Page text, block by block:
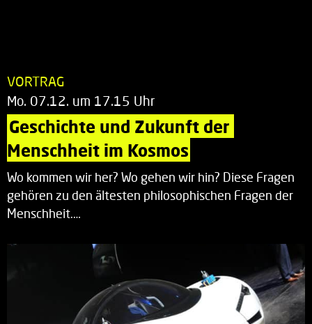
VORTRAG
Mo. 07.12. um 17.15 Uhr
Geschichte und Zukunft der
Menschheit im Kosmos
Wo kommen wir her? Wo gehen wir hin? Diese Fragen
gehören zu den ältesten philosophischen Fragen der
Menschheit.…